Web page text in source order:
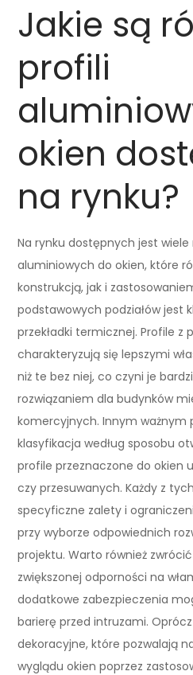
Jakie są
profili
okien
na rynku?
Na rynku dostępnych jest
aluminiowych do okien, które
konstrukcją, jak i
podstawowych podziałów jest
przekładki termicznej. Profile z
charakteryzują się lepszymi
niż te bez niej, co czyni je
rozwiązaniem dla budynków
komercyjnych. Innym ważnym
klasyfikacja według sposobu
profile przeznaczone do okien
czy przesuwanych. Każdy z
specyficzne zalety i
przy wyborze odpowiednich
projektu. Warto również
zwiększonej odporności na
dodatkowe zabezpieczenia
barierę przed intruzami.
dekoracyjne, które pozwalają
wyglądu okien poprzez